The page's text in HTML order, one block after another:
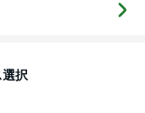
選択